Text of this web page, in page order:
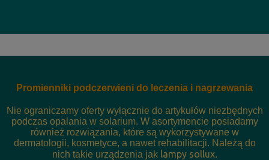
Promienniki podczerwieni do leczenia i nagrzewania
Nie ograniczamy oferty wyłącznie do artykułów niezbędnych
podczas opalania w solarium. W asortymencie posiadamy
również rozwiązania, które są wykorzystywane w
dermatologii, kosmetyce, a nawet rehabilitacji. Należą do
nich takie urządzenia jak lampy sollux.